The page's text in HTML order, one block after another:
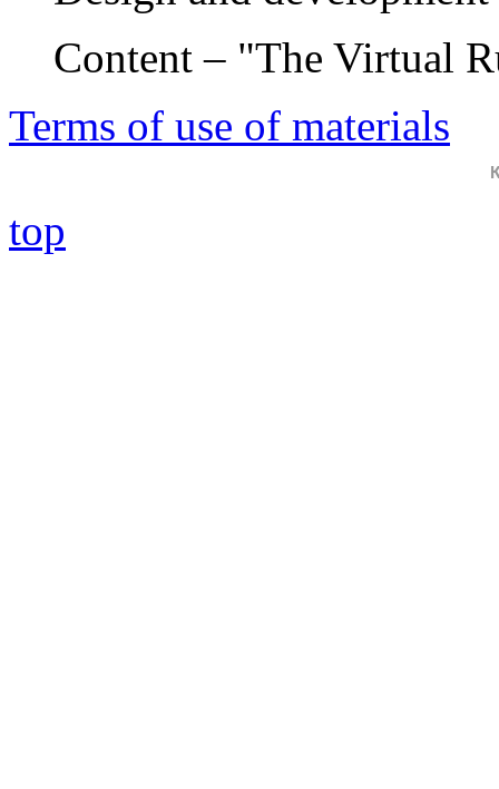
Content – "The Virtual
Terms of use of materials
top